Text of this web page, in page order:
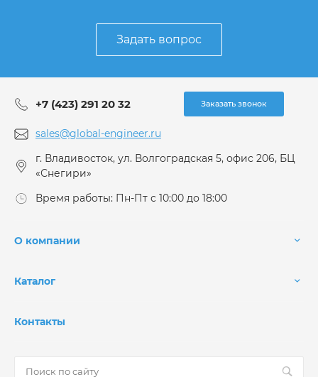
Задать вопрос
+7 (423) 291 20 32 Заказать звонок
sales@global-engineer.ru
г. Владивосток, ул. Волгоградская 5, офис 206, БЦ
«Снегири»
Время работы: Пн-Пт с 10:00 до 18:00
О компании
Каталог
Контакты